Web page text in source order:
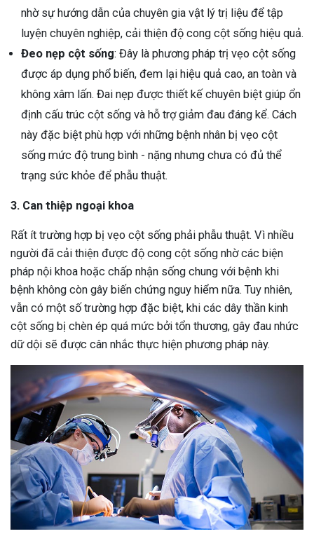
nhờ sự hướng dẫn của chuyên gia vật lý trị liệu để tập
luyện chuyên nghiệp, cải thiện độ cong cột sống hiệu quả.
Đeo nẹp cột sống: Đây là phương pháp trị vẹo cột sống
được áp dụng phổ biến, đem lại hiệu quả cao, an toàn và
không xâm lấn. Đai nẹp được thiết kế chuyên biệt giúp ổn
định cấu trúc cột sống và hỗ trợ giảm đau đáng kể. Cách
này đặc biệt phù hợp với những bệnh nhân bị vẹo cột
sống mức độ trung bình - nặng nhưng chưa có đủ thể
trạng sức khỏe để phẫu thuật.
3. Can thiệp ngoại khoa
Rất ít trường hợp bị vẹo cột sống phải phẫu thuật. Vì nhiều
người đã cải thiện được độ cong cột sống nhờ các biện
pháp nội khoa hoặc chấp nhận sống chung với bệnh khi
bệnh không còn gây biến chứng nguy hiểm nữa. Tuy nhiên,
vẫn có một số trường hợp đặc biệt, khi các dây thần kinh
cột sống bị chèn ép quá mức bởi tổn thương, gây đau nhức
dữ dội sẽ được cân nhắc thực hiện phương pháp này.